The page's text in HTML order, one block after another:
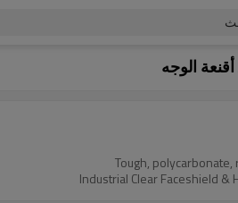
أقنعة الوجه
Tough,
Industrial Clear Faceshield &